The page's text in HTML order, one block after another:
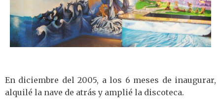
En diciembre del 2005, a los 6 meses de inaugurar,
alquilé la nave de atrás y amplié la discoteca.